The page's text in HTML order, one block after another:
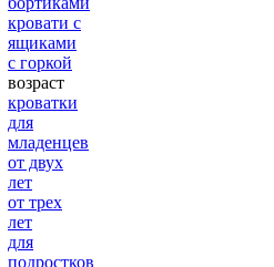
кровати с
ящиками
с горкой
возраст
кроватки
для
младенцев
от двух
лет
от трех
лет
для
подростков